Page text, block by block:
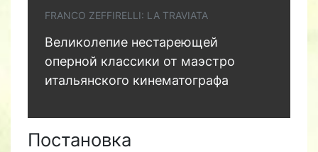
FRANCO ZEFFIRELLI: LA TRAVIATA
Великолепие нестареющей
оперной классики от маэстро
итальянского кинематографа
Постановка